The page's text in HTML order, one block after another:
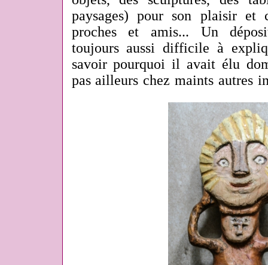
paysages) pour son plaisir et
proches et amis... Un
toujours aussi difficile à
savoir pourquoi il avait élu
pas ailleurs chez maints autres